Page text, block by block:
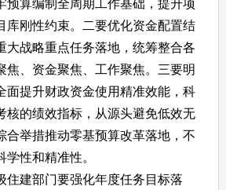
库刚性约束。二要优化资金配置结
大战略重点任务落地，统筹整合各
焦、资金聚焦、工作聚焦。三要明
面提升财政资金使用精准效能，科
核的绩效指标，从源头避免低效无
合举措推动零基预算改革落地，不
性和精准性。
建部门要强化年度任务目标落